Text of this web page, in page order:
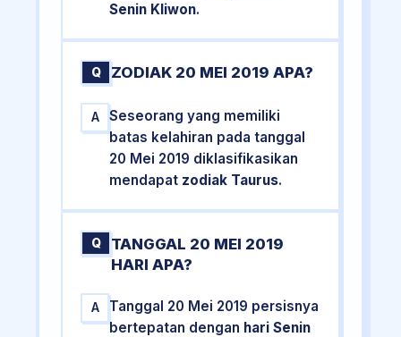
Senin Kliwon.
Q ZODIAK 20 MEI 2019 APA?
A
Seseorang yang memiliki
batas kelahiran pada tanggal
20 Mei 2019 diklasifikasikan
mendapat zodiak Taurus.
Q
TANGGAL 20 MEI 2019
HARI APA?
A
Tanggal 20 Mei 2019 persisnya
bertepatan dengan hari Senin